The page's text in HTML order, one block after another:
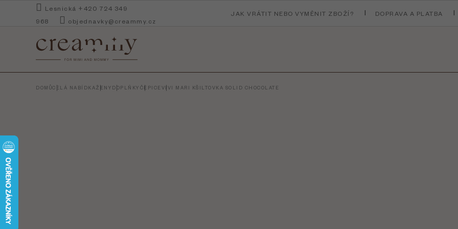
Lesnická +420 724 349
968
objednavky@creammy.cz
JAK VRÁTIT NEBO VYMĚNIT ZBOŽÍ? DOPRAVA A PLATBA
DOMŮCELÁ NABÍDKAŽENY DOPLŇKY ČEPICE VIVI MARI KŠILTOVKA SOLID CHOCOLATE